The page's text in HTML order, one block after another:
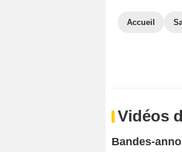
Accueil
Vidéos
Bandes-